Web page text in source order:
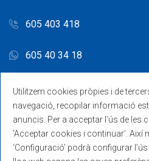
605 403 418
605 40 34 18
Utilitzem cookies pròpies i de
navegació, recopilar informació
anuncis. Per a acceptar l’ús de
‘Acceptar cookies i continuar’. Així
‘Configuració’ podrà configurar